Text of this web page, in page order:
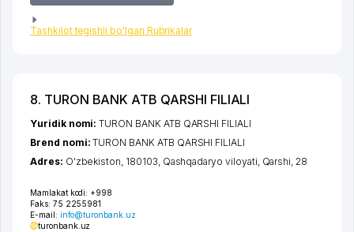
Tashkilot tegishli bo'lgan Rubrikalar
8. TURON BANK ATB QARSHI FILIALI
Mamlakat kodi: +998
Faks: 75 2255981
E-mail: info@turonbank.uz
turonbank.uz
Yuridik nomi:TURON BANK ATB QARSHI FILIALI
Brend nomi:TURON BANK ATB QARSHI FILIALI
Adres: O'zbekiston, 180103, Qashqadaryo viloyati, Qarshi, 28